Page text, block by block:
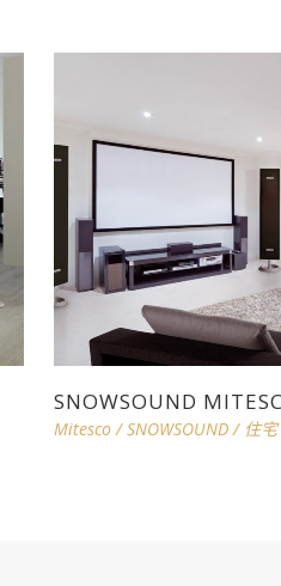
SNOWSOUND
Mitesco/SNOWSOUND/ 住宅